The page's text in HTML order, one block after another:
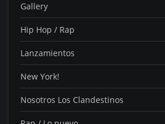
Gallery
Hip Hop / Rap
Lanzamientos
New York!
Nosotros Los Clandestinos